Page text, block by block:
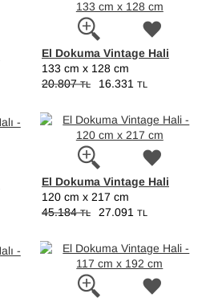
El Dokuma Vintage Hali
133 cm x 128 cm
20.807TL 16.331 TL
El Dokuma Vintage Hali
120 cm x 217 cm
45.184TL 27.091 TL